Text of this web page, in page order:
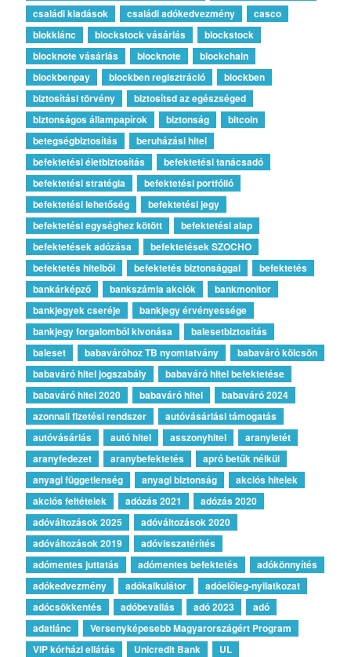
családi kiadások
családi adókedvezmény
casco
blokklánc
blockstock vásárlás
blockstock
blocknote vásárlás
blocknote
blockchain
blockbenpay
blockben regisztráció
blockben
biztosítási törvény
biztosítsd az egészséged
biztonságos állampapírok
biztonság
bitcoin
betegségbiztosítás
beruházási hitel
befektetési életbiztosítás
befektetési tanácsadó
befektetési stratégia
befektetési portfólió
befektetési lehetőség
befektetési jegy
befektetési egységhez kötött
befektetési alap
befektetések adózása
befektetések SZOCHO
befektetés hitelből
befektetés biztonsággal
befektetés
bankárképző
bankszámla akciók
bankmonitor
bankjegyek cseréje
bankjegy érvényessége
bankjegy forgalomból kivonása
balesetbiztosítás
baleset
babaváróhoz TB nyomtatvány
babaváró kölcsön
babaváró hitel jogszabály
babaváró hitel befektetése
babaváró hitel 2020
babaváró hitel
babaváró 2024
azonnali fizetési rendszer
autóvásárlási támogatás
autóvásárlás
autó hitel asszonyhitel
aranyletét
aranyfedezet
aranybefektetés
apró betűk nélkül
anyagi függetlenség
anyagi biztonság
akciós hitelek
akciós feltételek
adózás 2021
adózás 2020
adóváltozások 2025
adóváltozások 2020
adóváltozások 2019
adóvisszatérítés
adómentes juttatás
adómentes befektetés
adókönnyítés
adókedvezmény
adókalkulátor
adóelőleg-nyilatkozat
adócsökkentés
adóbevallás adó 2023
adó
adatlánc
Versenyképesebb Magyarországért Program
VIP kórházi ellátás
Unicredit Bank
UL